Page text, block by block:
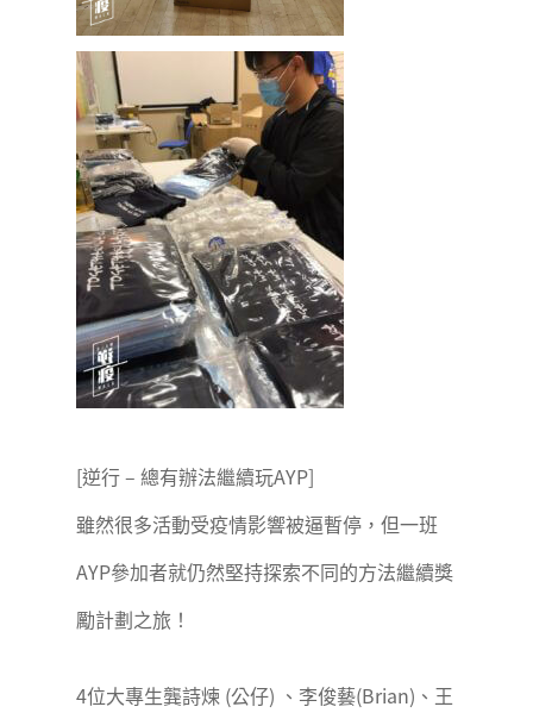
[逆行 – 總有辦法繼續玩AYP]
雖然很多活動受疫情影響被逼暫停，但一班
AYP參加者就仍然堅持探索不同的方法繼續獎
勵計劃之旅！
4位大專生龔詩煉 (公仔) 、李俊藝(Brian)、王